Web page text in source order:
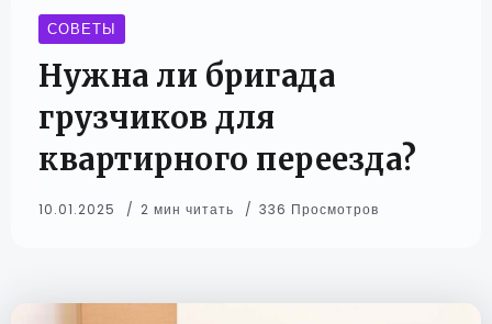
СОВЕТЫ
Нужна ли бригада
грузчиков для
квартирного переезда?
10.01.2025 2 мин читать 336 Просмотров